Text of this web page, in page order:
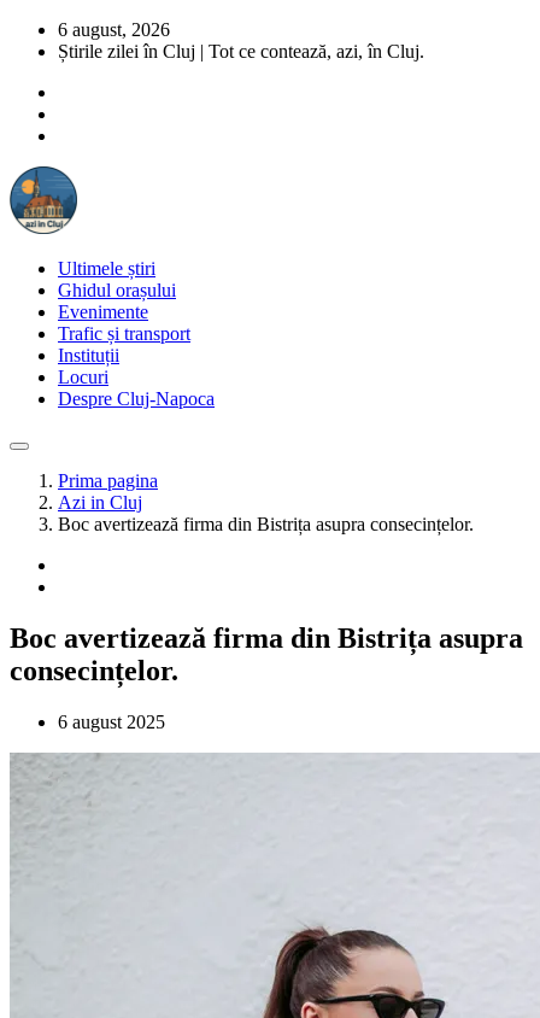
6 august, 2026
Știrile zilei în Cluj | Tot ce contează, azi, în Cluj.
Ultimele știri
Ghidul orașului
Evenimente
Trafic și transport
Instituții
Locuri
Despre Cluj-Napoca
Prima pagina
Azi in Cluj
Boc avertizează firma din Bistrița asupra consecințelor.
Boc avertizează firma din Bistrița asupra
consecințelor.
6 august 2025